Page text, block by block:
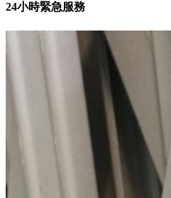
24小時緊急服務